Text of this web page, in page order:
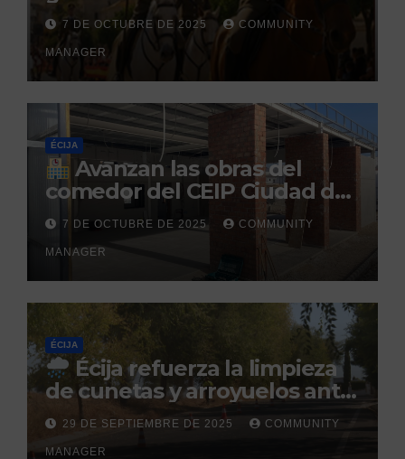
la Hispanidad organizado por
el Centro Militar de Cría
Caballar
7 DE OCTUBRE DE 2025 COMMUNITY
MANAGER
ÉCIJA
Avanzan las obras del
comedor del CEIP Ciudad del
Sol: su finalización está
prevista para finales de 2025
7 DE OCTUBRE DE 2025 COMMUNITY
MANAGER
ÉCIJA
Écija refuerza la limpieza
de cunetas y arroyuelos ante
la llegada de las lluvias
otoñales
29 DE SEPTIEMBRE DE 2025 COMMUNITY
MANAGER